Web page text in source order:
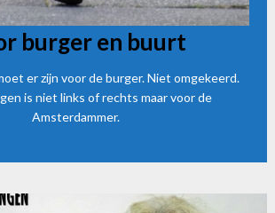
burger en buurt
er zijn voor de burger. Niet omgekeerd.
is niet links of rechts maar voor de
Amsterdammer.